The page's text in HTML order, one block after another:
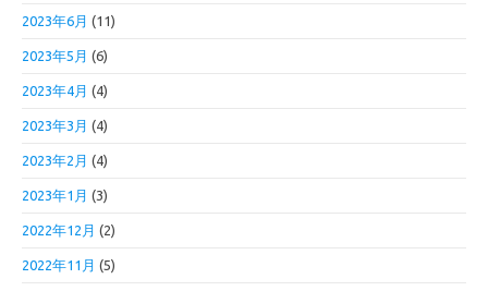
2023年6月 (11)
2023年5月 (6)
2023年4月 (4)
2023年3月 (4)
2023年2月 (4)
2023年1月 (3)
2022年12月 (2)
2022年11月 (5)